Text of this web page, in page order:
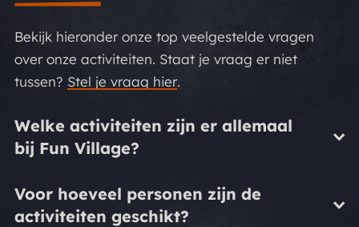
Bekijk hieronder onze top veelgestelde vragen
over onze activiteiten. Staat je vraag er niet
tussen? Stel je vraag hier.
Welke activiteiten zijn er allemaal
bij Fun Village?
Voor hoeveel personen zijn de
activiteiten geschikt?